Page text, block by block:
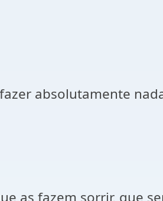
absolutamente
as fazem sorrir, que